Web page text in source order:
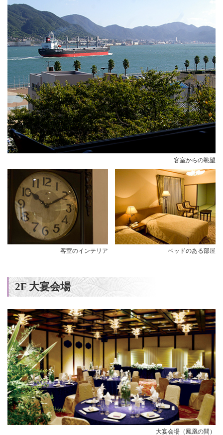
客室からの眺望
客室のインテリア ベッドのある部屋
2F 大宴会場
大宴会場（鳳凰の間）